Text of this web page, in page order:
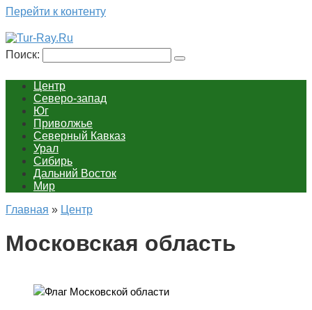
Перейти к контенту
Поиск:
Центр
Северо-запад
Юг
Приволжье
Северный Кавказ
Урал
Сибирь
Дальний Восток
Мир
Главная » Центр
Московская область